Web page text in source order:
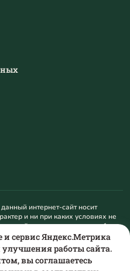
интернет-сайт носит
и ни при каких условиях не
положениями пункта 1
Федерации. Для
и стоимости указанных
на mail@teplotoriya.ru.
сервис Яндекс.Метрика
работы сайта.
вы соглашаетесь